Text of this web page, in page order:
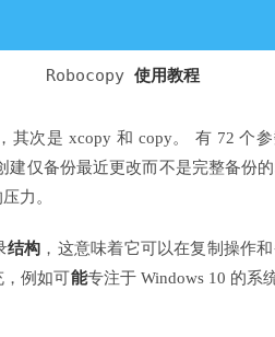
Robocopy 使用教程
其次是 xcopy 和 copy。 有 72 个
仅备份最近更改而不是完整备份
力。
结构 ，这意味着它可以在复制操作
，例如可能专注于 Windows 10 的系